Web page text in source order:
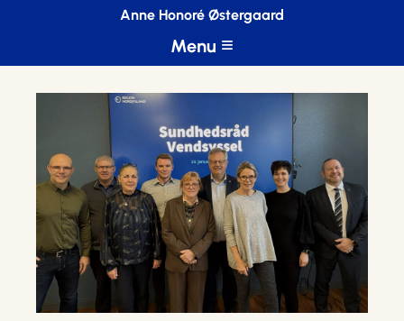
Anne Honoré Østergaard